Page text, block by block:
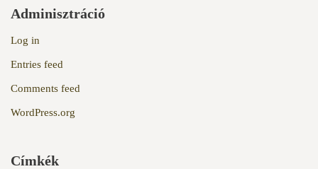
Adminisztráció
Log in
Entries feed
Comments feed
WordPress.org
Címkék